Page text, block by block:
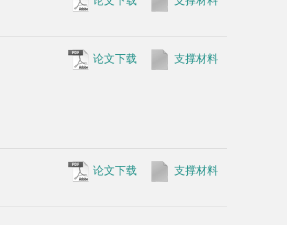
论文下载 支撑材料
论文下载 支撑材料